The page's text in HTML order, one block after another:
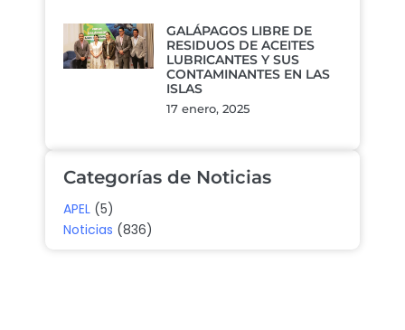
GALÁPAGOS LIBRE DE
RESIDUOS DE ACEITES
LUBRICANTES Y SUS
CONTAMINANTES EN LAS
ISLAS
17 enero, 2025
Categorías de Noticias
APEL (5)
Noticias (836)